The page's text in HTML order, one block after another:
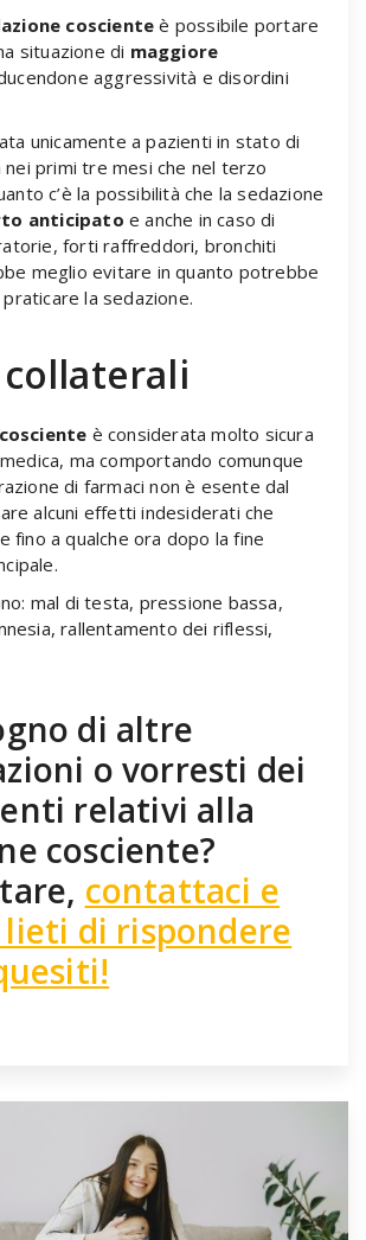
cosciente è possibile portare
situazione di maggiore
aggressività e disordini
unicamente a pazienti in stato di
nei primi tre mesi che nel terzo
c’è la possibilità che la sedazione
anticipato e anche in caso di
forti raffreddori, bronchiti
meglio evitare in quanto potrebbe
la sedazione.
è considerata molto sicura
ma comportando comunque
di farmaci non è esente dal
alcuni effetti indesiderati che
fino a qualche ora dopo la fine
mal di testa, pressione bassa,
rallentamento dei riflessi,
di altre
o vorresti dei
relativi alla
cosciente?
contattaci e
lieti di rispondere